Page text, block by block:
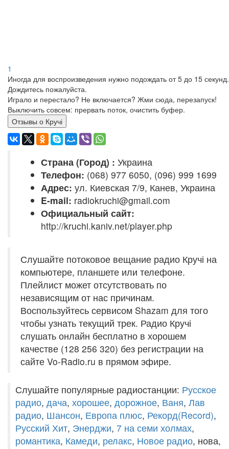
1
Иногда для воспроизведения нужно подождать от 5 до 15 секунд.
Дождитесь пожалуйста.
Играло и перестало? Не включается? Жми сюда, перезапуск!
Выключить совсем: прервать поток, очистить буфер.
Отзывы о Кручі
Страна (Город) : Украина
Телефон: (068) 977 6050, (096) 999 1699
Адрес: ул. Киевская 7/9, Канев, Украина
E-mail: radiokruchi@gmail.com
Официальный сайт:
http://kruchi.kaniv.net/player.php
Слушайте потоковое вещание радио Кручі на
компьютере, планшете или телефоне.
Плейлист может отсутствовать по
независящим от нас причинам.
Воспользуйтесь сервисом Shazam для того
чтобы узнать текущий трек. Радио Кручі
слушать онлайн бесплатно в хорошем
качестве (128 256 320) без регистрации на
сайте Vo-Radio.ru в прямом эфире.
Слушайте популярные радиостанции: Русское
радио, дача, хорошее, дорожное, Ваня, Лав
радио, Шансон, Европа плюс, Рекорд(Record),
Русский Хит, Энерджи, 7 на семи холмах,
романтика, Камеди, релакс, Новое радио, нова,